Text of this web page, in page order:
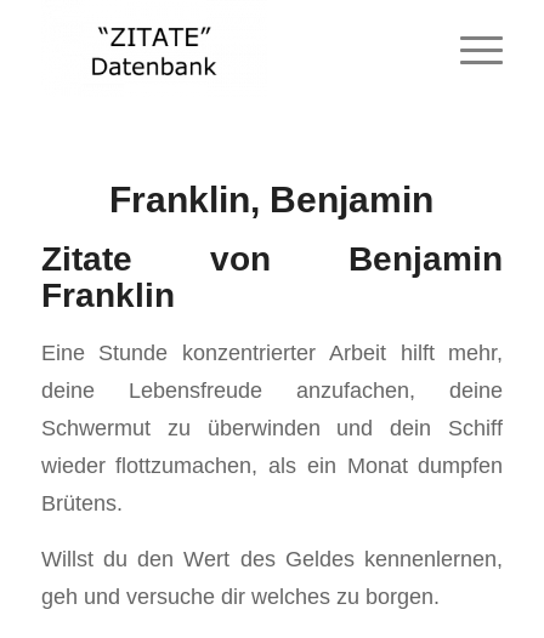
Franklin, Benjamin
Zitate von Benjamin
Franklin
Eine Stunde konzentrierter Arbeit hilft mehr,
deine Lebensfreude anzufachen, deine
Schwermut zu überwinden und dein Schiff
wieder flottzumachen, als ein Monat dumpfen
Brütens.
Willst du den Wert des Geldes kennenlernen,
geh und versuche dir welches zu borgen.